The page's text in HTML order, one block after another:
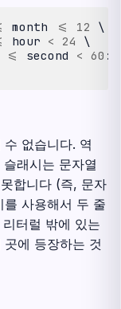
month <= 12
\
hour < 24
\
<= second < 60 :
없습니다. 역
래시는 문자열
합니다 (즉, 문자
사용해서 두 줄
터럴 밖에 있는
에 등장하는 것